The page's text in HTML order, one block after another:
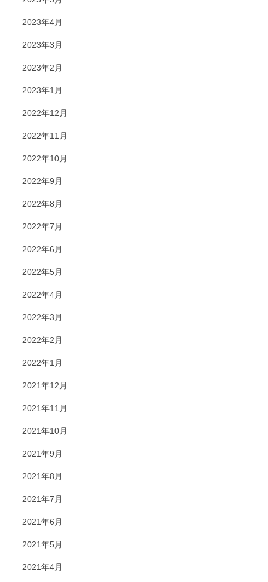
2023年4月
2023年3月
2023年2月
2023年1月
2022年12月
2022年11月
2022年10月
2022年9月
2022年8月
2022年7月
2022年6月
2022年5月
2022年4月
2022年3月
2022年2月
2022年1月
2021年12月
2021年11月
2021年10月
2021年9月
2021年8月
2021年7月
2021年6月
2021年5月
2021年4月